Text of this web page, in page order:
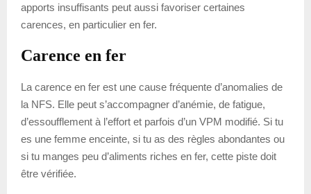
apports insuffisants peut aussi favoriser certaines
carences, en particulier en fer.
Carence en fer
La carence en fer est une cause fréquente d’anomalies de
la NFS. Elle peut s’accompagner d’anémie, de fatigue,
d’essoufflement à l’effort et parfois d’un VPM modifié. Si tu
es une femme enceinte, si tu as des règles abondantes ou
si tu manges peu d’aliments riches en fer, cette piste doit
être vérifiée.